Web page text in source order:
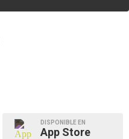
DISPONIBLE EN
App Store